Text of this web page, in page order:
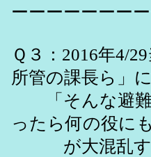
ーーーーーーー
Ｑ３：2016年4/
所管の課長ら」
「そんな避難
ったら何の役に
が大混乱する